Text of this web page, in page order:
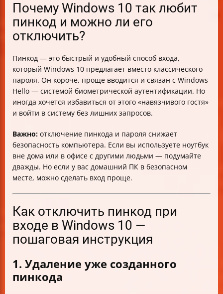
Почему Windows 10 так любит
пинкод и можно ли его
отключить?
Пинкод — это быстрый и удобный способ входа,
который Windows 10 предлагает вместо классического
пароля. Он короче, проще вводится и связан с Windows
Hello — системой биометрической аутентификации. Но
иногда хочется избавиться от этого «навязчивого гостя»
и войти в систему без лишних запросов.
Важно: отключение пинкода и пароля снижает
безопасность компьютера. Если вы используете ноутбук
вне дома или в офисе с другими людьми — подумайте
дважды. Но если у вас домашний ПК в безопасном
месте, можно сделать вход проще.
Как отключить пинкод при
входе в Windows 10 —
пошаговая инструкция
1. Удаление уже созданного
пинкода